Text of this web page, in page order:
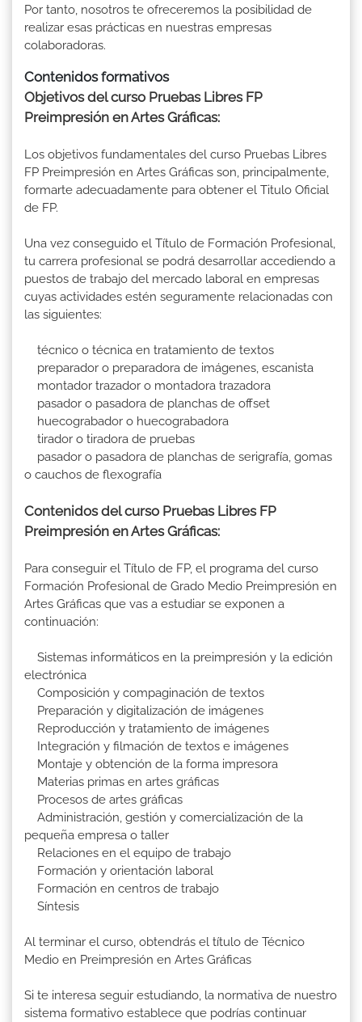
Por tanto, nosotros te ofreceremos la posibilidad de
realizar esas prácticas en nuestras empresas
colaboradoras.
Contenidos formativos
Objetivos del curso Pruebas Libres FP
Preimpresión en Artes Gráficas:
Los objetivos fundamentales del curso Pruebas Libres
FP Preimpresión en Artes Gráficas son, principalmente,
formarte adecuadamente para obtener el Titulo Oficial
de FP.
Una vez conseguido el Título de Formación Profesional,
tu carrera profesional se podrá desarrollar accediendo a
puestos de trabajo del mercado laboral en empresas
cuyas actividades estén seguramente relacionadas con
las siguientes:
técnico o técnica en tratamiento de textos
preparador o preparadora de imágenes, escanista
montador trazador o montadora trazadora
pasador o pasadora de planchas de offset
huecograbador o huecograbadora
tirador o tiradora de pruebas
pasador o pasadora de planchas de serigrafía, gomas
o cauchos de flexografía
Contenidos del curso Pruebas Libres FP
Preimpresión en Artes Gráficas:
Para conseguir el Título de FP, el programa del curso
Formación Profesional de Grado Medio Preimpresión en
Artes Gráficas que vas a estudiar se exponen a
continuación:
Sistemas informáticos en la preimpresión y la edición
electrónica
Composición y compaginación de textos
Preparación y digitalización de imágenes
Reproducción y tratamiento de imágenes
Integración y filmación de textos e imágenes
Montaje y obtención de la forma impresora
Materias primas en artes gráficas
Procesos de artes gráficas
Administración, gestión y comercialización de la
pequeña empresa o taller
Relaciones en el equipo de trabajo
Formación y orientación laboral
Formación en centros de trabajo
Síntesis
Al terminar el curso, obtendrás el título de Técnico
Medio en Preimpresión en Artes Gráficas
Si te interesa seguir estudiando, la normativa de nuestro
sistema formativo establece que podrías continuar